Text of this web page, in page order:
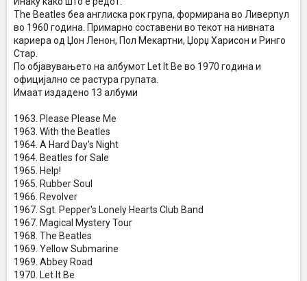
The Beatles беа англиска рок група, формирана во Ливерпул
во 1960 година. Примарно составени во текот на нивната
кариера од Џон Ленон, Пол Мекартни, Џорџ Харисон и Ринго
Стар.
По објавувањето на албумот Let It Be во 1970 година и
официјално се растура групата.
Имаат издадено 13 албуми
1963. Please Please Me
1963. With the Beatles
1964. A Hard Day's Night
1964. Beatles for Sale
1965. Help!
1965. Rubber Soul
1966. Revolver
1967. Sgt. Pepper's Lonely Hearts Club Band
1967. Magical Mystery Tour
1968. The Beatles
1969. Yellow Submarine
1969. Abbey Road
1970. Let It Be